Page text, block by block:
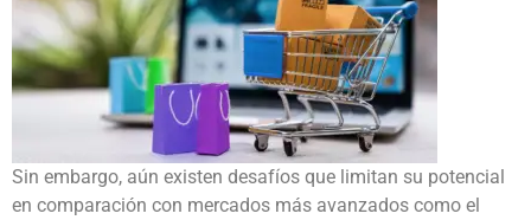
Sin embargo, aún existen desafíos que limitan su potencial
en comparación con mercados más avanzados como el